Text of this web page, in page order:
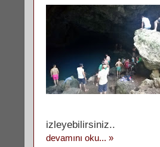
izleyebilirsiniz..
devamını oku... »